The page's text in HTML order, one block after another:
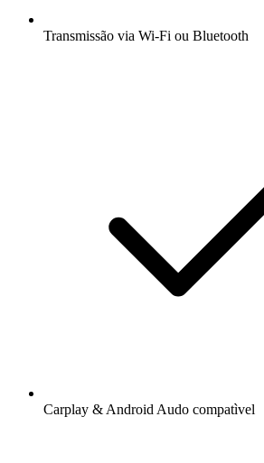
Transmissão via Wi-Fi ou Bluetooth
Carplay & Android Audo compatìvel